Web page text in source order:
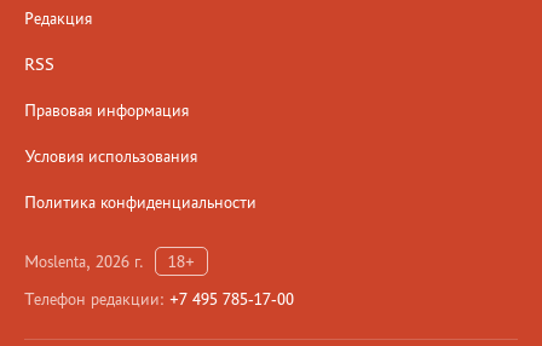
Редакция
RSS
Правовая информация
Условия использования
Политика конфиденциальности
Moslenta, 2026 г.
18+
Телефон редакции: +7 495 785-17-00